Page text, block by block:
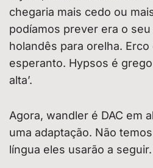
chegaria mais cedo ou
podíamos prever era o
holandês para orelha.
esperanto. Hypsos é grego
alta’.
Agora, wandler é DAC em
uma adaptação. Não
língua eles usarão a